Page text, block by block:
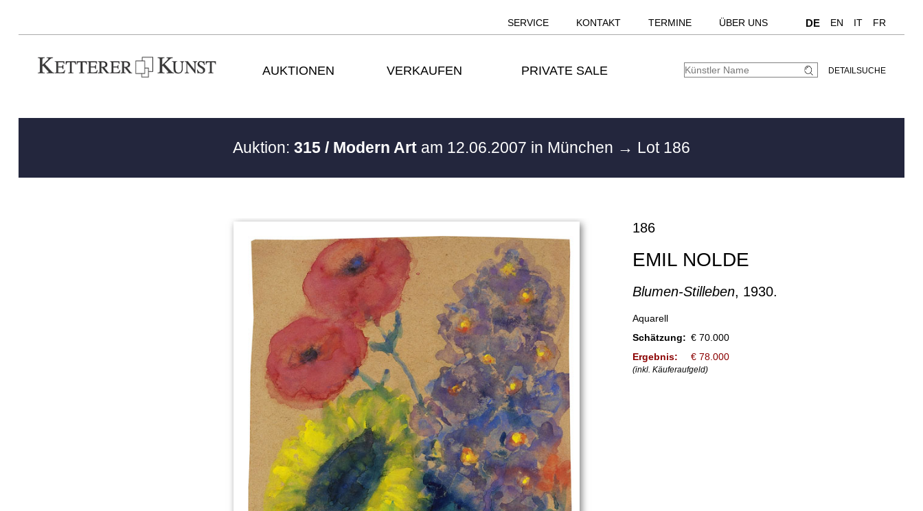
SERVICE KONTAKT TERMINE ÜBER UNS DE EN IT FR
AUKTIONEN VERKAUFEN PRIVATE SALE DETAILSUCHE
Auktion: 315 / Modern Artam 12.06.2007 in München → Lot 186
186
EMIL NOLDE
Blumen-Stilleben, 1930.
Aquarell
Schätzung: € 70.000
Ergebnis:
€ 78.000
(inkl. Käuferaufgeld)